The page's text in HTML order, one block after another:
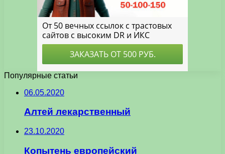
Популярные статьи
06.05.2020
Алтей лекарственный
23.10.2020
Копытень европейский